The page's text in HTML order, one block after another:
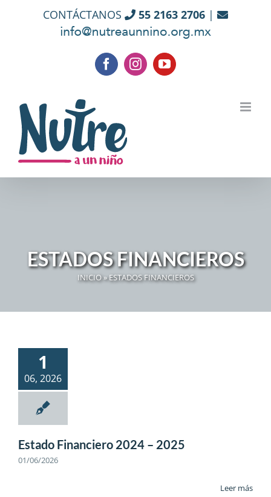
CONTÁCTANOS 55 2163 2706 |
FacebookInstagramYouTube
ESTADOS FINANCIEROS
INICIO»ESTADOS FINANCIEROS
1
06, 2026
Estado Financiero 2024 – 2025
01/06/2026
Leer más